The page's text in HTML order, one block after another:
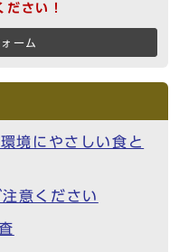
さい！
ーム
境にやさしい食と
意ください